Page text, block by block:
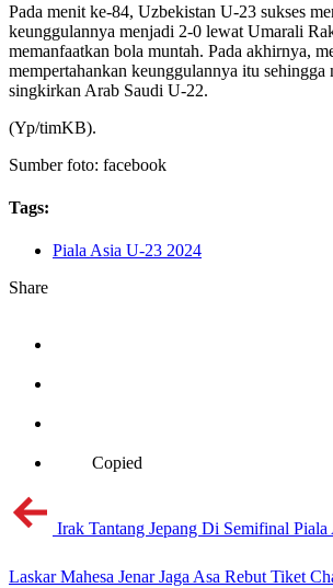
Pada menit ke-84, Uzbekistan U-23 sukses
keunggulannya menjadi 2-0 lewat Umarali
memanfaatkan bola muntah. Pada akhirnya,
mempertahankan keunggulannya itu sehingga
singkirkan Arab Saudi U-22.
(Yp/timKB).
Sumber foto: facebook
Tags:
Piala Asia U-23 2024
Share
Copied
Irak Tantang Jepang Di Semifinal
Laskar Mahesa Jenar Jaga Asa Rebut Tiket